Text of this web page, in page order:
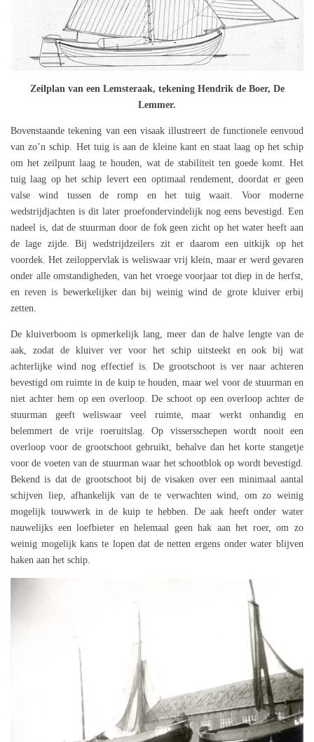
Zeilplan van een Lemsteraak, tekening Hendrik de Boer, De
Lemmer.
Bovenstaande tekening van een visaak illustreert de functionele eenvoud
van zo’n schip. Het tuig is aan de kleine kant en staat laag op het schip
om het zeilpunt laag te houden, wat de stabiliteit ten goede komt. Het
tuig laag op het schip levert een optimaal rendement, doordat er geen
valse wind tussen de romp en het tuig waait. Voor moderne
wedstrijdjachten is dit later proefondervindelijk nog eens bevestigd. Een
nadeel is, dat de stuurman door de fok geen zicht op het water heeft aan
de lage zijde. Bij wedstrijdzeilers zit er daarom een uitkijk op het
voordek. Het zeiloppervlak is weliswaar vrij klein, maar er werd gevaren
onder alle omstandigheden, van het vroege voorjaar tot diep in de herfst,
en reven is bewerkelijker dan bij weinig wind de grote kluiver erbij
zetten.
De kluiverboom is opmerkelijk lang, meer dan de halve lengte van de
aak, zodat de kluiver ver voor het schip uitsteekt en ook bij wat
achterlijke wind nog effectief is. De grootschoot is ver naar achteren
bevestigd om ruimte in de kuip te houden, maar wel voor de stuurman en
niet achter hem op een overloop. De schoot op een overloop achter de
stuurman geeft weliswaar veel ruimte, maar werkt onhandig en
belemmert de vrije roeruitslag. Op vissersschepen wordt nooit een
overloop voor de grootschoot gebruikt, behalve dan het korte stangetje
voor de voeten van de stuurman waar het schootblok op wordt bevestigd.
Bekend is dat de grootschoot bij de visaken over een minimaal aantal
schijven liep, afhankelijk van de te verwachten wind, om zo weinig
mogelijk touwwerk in de kuip te hebben. De aak heeft onder water
nauwelijks een loefbieter en helemaal geen hak aan het roer, om zo
weinig mogelijk kans te lopen dat de netten ergens onder water blijven
haken aan het schip.